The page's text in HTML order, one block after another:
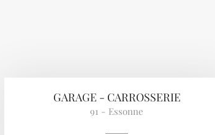
GARAGE - CARROSSERIE
91 - Essonne